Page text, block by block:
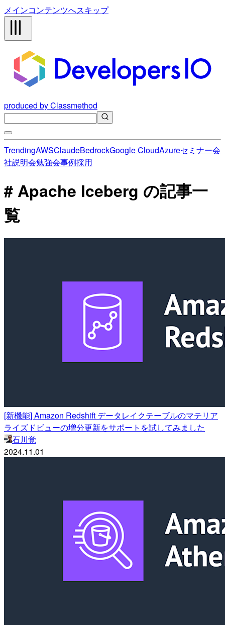
メインコンテンツへスキップ
produced by Classmethod
TrendingAWSClaudeBedrockGoogle CloudAzureセミナー会
社説明会勉強会事例採用
# Apache Iceberg の記事一
覧
[新機能] Amazon Redshift データレイクテーブルのマテリア
ライズドビューの増分更新をサポートを試してみました
石川覚
2024.11.01